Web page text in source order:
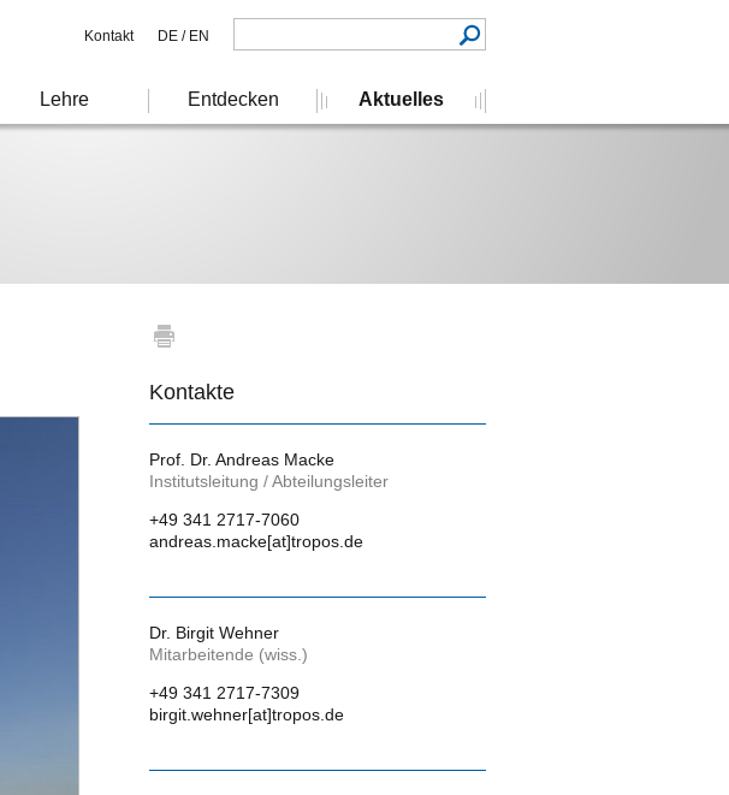
Kontakte
Prof. Dr. Andreas Macke
Institutsleitung / Abteilungsleiter
+49 341 2717-7060
andreas.macke[at]tropos.de
Dr. Birgit Wehner
Mitarbeitende (wiss.)
+49 341 2717-7309
birgit.wehner[at]tropos.de
Lehre Entdecken Aktuelles
Kontakt DE /EN